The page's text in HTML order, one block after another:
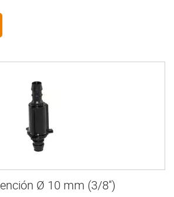
Ø 10 mm (3/8'')